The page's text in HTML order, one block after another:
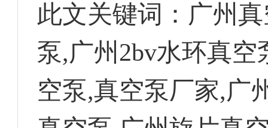
此文关键词： 广州
泵,广州2bv水环真
空泵,真空泵厂家,广